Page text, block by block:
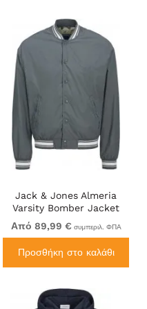
Jack & Jones Almeria
Varsity Bomber Jacket
Grey
Από 89,99 € συμπεριλ. ΦΠΑ
Προσθήκη στο καλάθι